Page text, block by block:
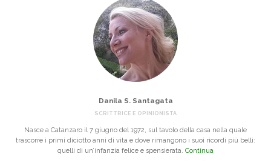
Danila S. Santagata
SCRITTRICE E OPINIONISTA
Nasce a Catanzaro il 7 giugno del 1972, sul tavolo della casa nella quale
trascorre i primi diciotto anni di vita e dove rimangono i suoi ricordi più belli:
quelli di un’infanzia felice e spensierata. Continua